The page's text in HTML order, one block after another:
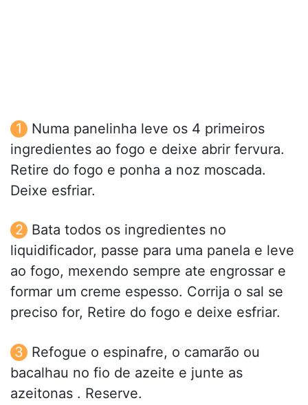
Numa panelinha leve os 4 primeiros
ingredientes ao fogo e deixe abrir fervura.
Retire do fogo e ponha a noz moscada.
Deixe esfriar.
Bata todos os ingredientes no
liquidificador, passe para uma panela e leve
ao fogo, mexendo sempre ate engrossar e
formar um creme espesso. Corrija o sal se
preciso for, Retire do fogo e deixe esfriar.
Refogue o espinafre, o camarão ou
bacalhau no fio de azeite e junte as
azeitonas . Reserve.